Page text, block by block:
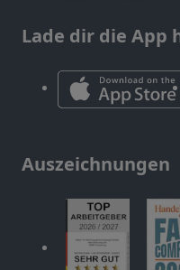
Lade dir die App
Auszeichnungen